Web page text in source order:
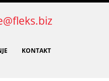
(CURRENT)
KONTAKT(CURRENT)